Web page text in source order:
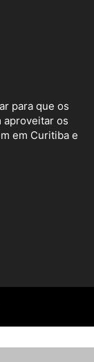
para que os
aproveitar os
em Curitiba e